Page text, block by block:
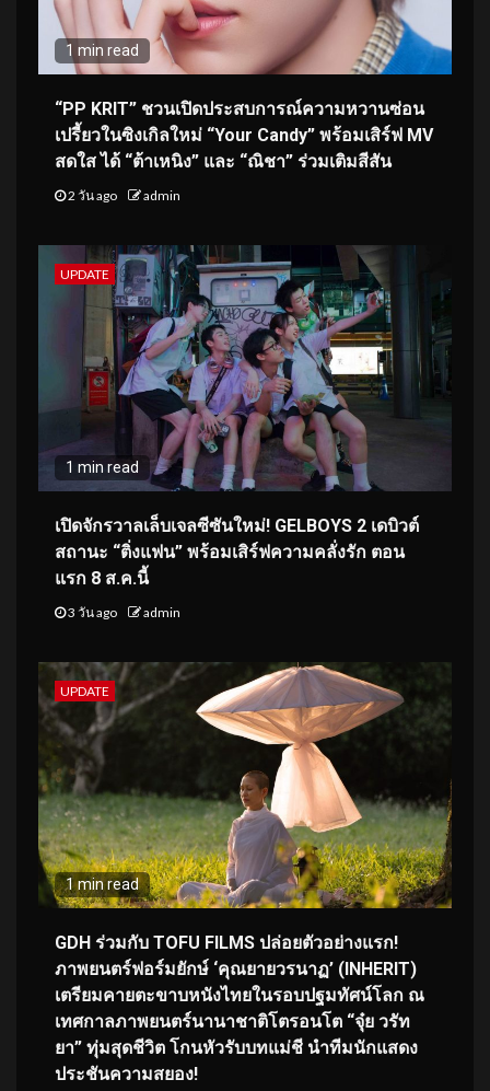
1 min read
“PP KRIT” ชวนเปิดประสบการณ์ความหวานซ่อน
เปรี้ยวในซิงเกิลใหม่ “Your Candy” พร้อมเสิร์ฟ MV
สดใส ได้ “ต้าเหนิง” และ “ณิชา” ร่วมเติมสีสัน
2 วัน ago admin
UPDATE
1 min read
เปิดจักรวาลเล็บเจลซีซันใหม่! GELBOYS 2 เดบิวต์
สถานะ “ติ่งแฟน” พร้อมเสิร์ฟความคลั่งรัก ตอน
แรก 8 ส.ค.นี้
3 วัน ago admin
UPDATE
1 min read
GDH ร่วมกับ TOFU FILMS ปล่อยตัวอย่างแรก!
ภาพยนตร์ฟอร์มยักษ์ ‘คุณยายวรนาฏ’ (INHERIT)
เตรียมคายตะขาบหนังไทยในรอบปฐมทัศน์โลก ณ
เทศกาลภาพยนตร์นานาชาติโตรอนโต “จุ๋ย วรัท
ยา” ทุ่มสุดชีวิต โกนหัวรับบทแม่ชี นำทีมนักแสดง
ประชันความสยอง!